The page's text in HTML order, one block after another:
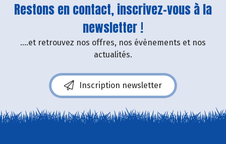
Restons en contact, inscrivez-vous à la
newsletter !
....et retrouvez nos offres, nos événements et nos
actualités.
Inscription newsletter